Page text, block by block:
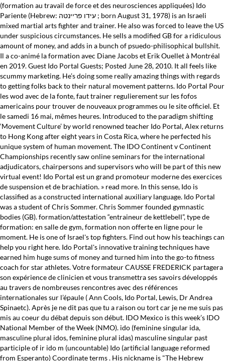
(formation au travail de force et des neurosciences appliquées) Ido
Pariente (Hebrew: עידו פריינטה ‎; born August 31, 1978) is an Israeli
mixed martial arts fighter and trainer. He also was forced to leave the US
under suspicious circumstances. He sells a modified GB for a ridiculous
amount of money, and adds in a bunch of psuedo-philisophical bullshit.
Il a co-animé la formation avec Diane Jacobs et Erik Ouellet à Montréal
en 2019. Guest Ido Portal Guests; Posted June 28, 2010. It all feels like
scummy marketing. He’s doing some really amazing things with regards
to getting folks back to their natural movement patterns. Ido Portal Pour
les wod avec de la fonte, faut trainer regulierement sur les fofos
americains pour trouver de nouveaux programmes ou le site officiel. Et
le samedi 16 mai, mêmes heures. Introduced to the paradigm shifting
‘Movement Culture’ by world renowned teacher Ido Portal, Alex returns
to Hong Kong after eight years in Costa Rica, where he perfected his
unique system of human movement. The IDO Continent v Continent
Championships recently saw online seminars for the international
adjudicators, chairpersons and supervisors who will be part of this new
virtual event! Ido Portal est un grand promoteur moderne des exercices
de suspension et de brachiation. » read more. In this sense, Ido is
classified as a constructed international auxiliary language. Ido Portal
was a student of Chris Sommer. Chris Sommer founded gymnastic
bodies (GB). formation/attestation “entraineur de kettlebell”, type de
formation: en salle de gym, formation non offerte en ligne pour le
moment. He is one of Israel's top fighters. Find out how his teachings can
help you right here. Ido Portal's innovative training techniques have
earned him huge sums of money and turned him into the go-to fitness
coach for star athletes. Votre formateur CAUSSE FREDERICK partagera
son expérience de clinicien et vous transmettra ses savoirs développés
au travers de nombreuses rencontres avec des références
internationales sur l’épaule ( Ann Cools, Ido Portal, Lewis, Dr Andrea
Spinaetc). Après je ne dit pas que tu a raison ou tort car je ne me suis pas
mis au coeur du débat depuis son début. IDO Mexico is this week’s IDO
National Member of the Week (NMO). ido (feminine singular ida,
masculine plural idos, feminine plural idas) masculine singular past
participle of ir ido m (uncountable) Ido (artificial language reformed
from Esperanto) Coordinate terms . His nickname is "The Hebrew